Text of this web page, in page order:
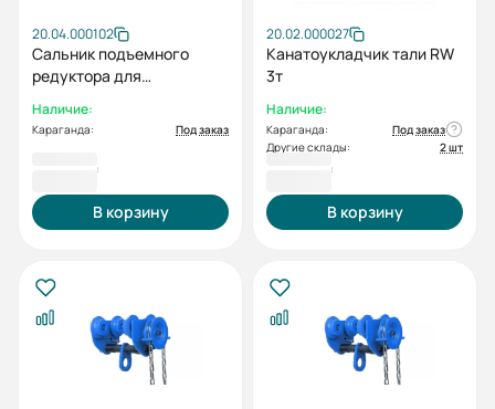
20.04.000102
Сальник подъемного
редуктора для
Наличие:
Караганда: Под заказ
В корзину
20.02.000027
Канатоукладчик тали RW
3т
Наличие:
Караганда:
Под заказ
Другие склады:
2 шт
В корзину